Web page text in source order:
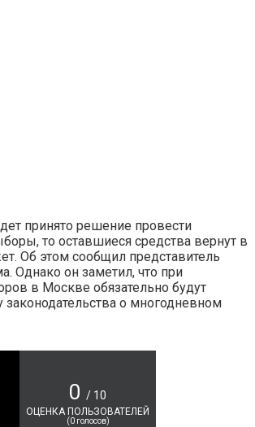
принято решение провести
то оставшиеся средства вернут в
Об этом сообщил представитель
Однако он заметил, что при
в Москве обязательно будут
законодательства о многодневном
0 / 10
ОЦЕНКА ПОЛЬЗОВАТЕЛЕЙ
(0голосов)